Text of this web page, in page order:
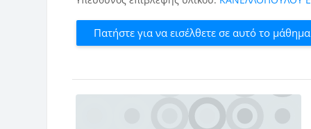
Πατήστε για να εισέλθετε σε αυτό το μάθημα